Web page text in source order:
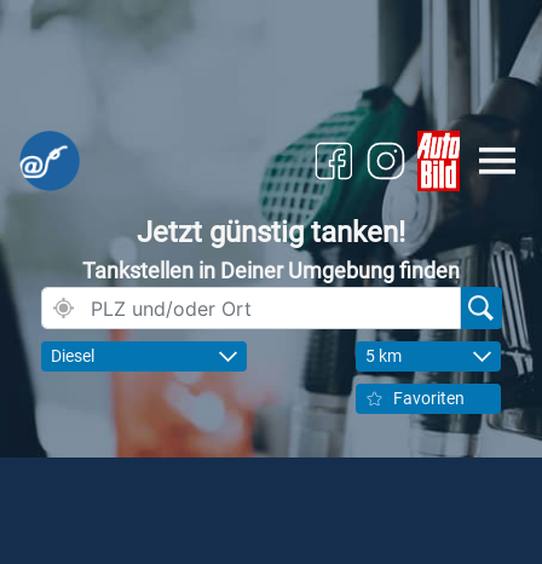
Jetzt günstig tanken!
Tankstellen in Deiner Umgebung finden
Diesel 5 km
Favoriten